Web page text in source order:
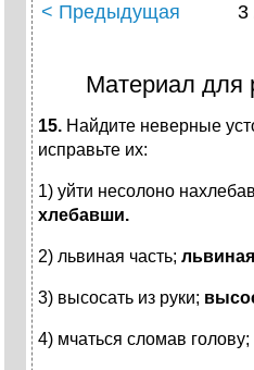
< Предыдущая 3
Материал для
15. Найдите неверные
исправьте их:
1) уйти несолоно
хлебавши.
2) львиная часть;
3) высосать из руки;
4) мчаться сломав голову;